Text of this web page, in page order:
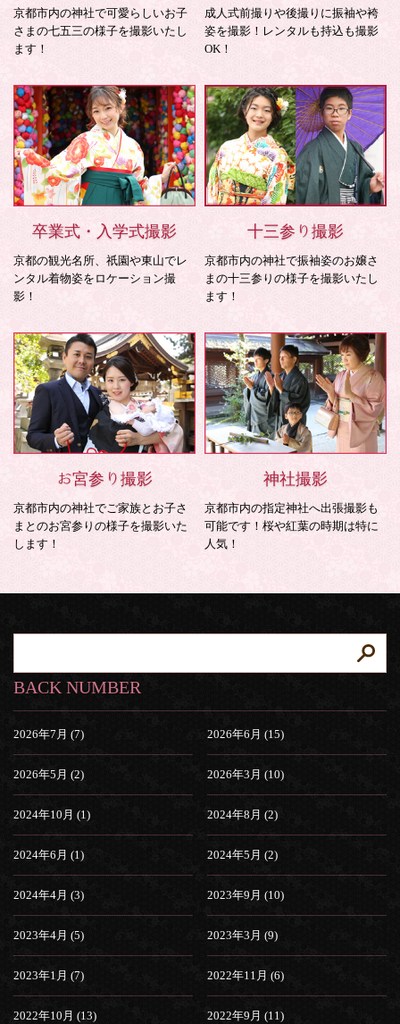
京都市内の神社で可愛らしいお子
さまの七五三の様子を撮影いたし
ます！
成人式前撮りや後撮りに振袖や袴
姿を撮影！レンタルも持込も撮影
OK！
卒業式・入学式撮影
京都の観光名所、祇園や東山でレ
ンタル着物姿をロケーション撮
影！
十三参り撮影
京都市内の神社で振袖姿のお嬢さ
まの十三参りの様子を撮影いたし
ます！
お宮参り撮影
京都市内の神社でご家族とお子さ
まとのお宮参りの様子を撮影いた
します！
神社撮影
京都市内の指定神社へ出張撮影も
可能です！桜や紅葉の時期は特に
人気！
BACK NUMBER
2026年7月 (7) 2026年6月 (15)
2026年5月 (2) 2026年3月 (10)
2024年10月 (1) 2024年8月 (2)
2024年6月 (1) 2024年5月 (2)
2024年4月 (3) 2023年9月 (10)
2023年4月 (5) 2023年3月 (9)
2023年1月 (7) 2022年11月 (6)
2022年10月 (13) 2022年9月 (11)